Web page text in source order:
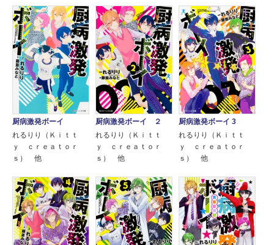
厨病激発ボーイ
れるりり（Ｋｉｔｔ
ｙ ｃｒｅａｔｏｒ
ｓ） 他
厨病激発ボーイ ２
れるりり（Ｋｉｔｔ
ｙ ｃｒｅａｔｏｒ
ｓ） 他
厨病激発ボーイ 3
れるりり（Ｋｉｔｔ
ｙ ｃｒｅａｔｏｒ
ｓ） 他